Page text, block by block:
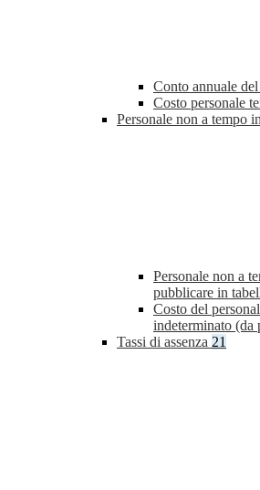
Conto annuale
Costo personale
Personale non a tempo
Personale non a
pubblicare in
Costo del
indeterminato (da
Tassi di assenza 21